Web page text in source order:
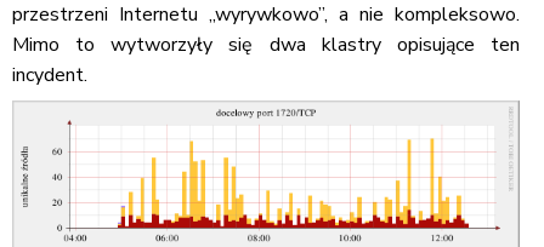
przestrzeni Internetu „wyrywkowo”, a nie kompleksowo.
Mimo to wytworzyły się dwa klastry opisujące ten
incydent.